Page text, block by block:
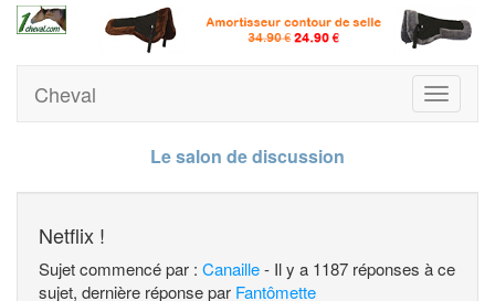
Toggle
Cheval
Le salon de discussion
Netflix !
Sujet commencé par : Canaille- Il y a 1187 réponses à ce
sujet, dernière réponse par Fantômette